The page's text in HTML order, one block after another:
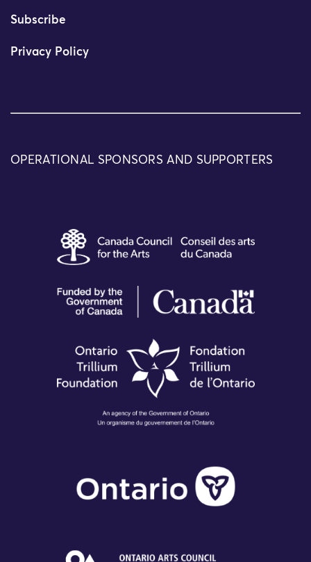
Subscribe
Privacy Policy
OPERATIONAL SPONSORS AND SUPPORTERS